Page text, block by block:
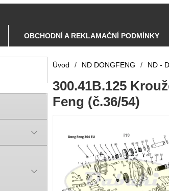
OBCHODNÍ A REKLAMAČNÍ PODMÍNKY
Úvod / ND DONGFENG / ND -
300.41B.125
Feng (č.36/54)